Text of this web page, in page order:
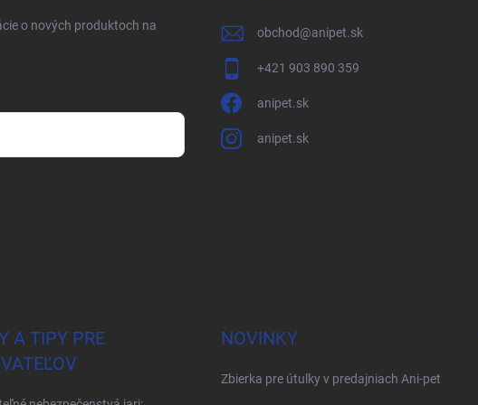
o nových produktoch na
obchod@anipet.sk
+421 903 890 359
anipet.sk
anipet.sk
A TIPY PRE
NOVINKY
Zbierka pre útulky v predajniach Ani-pet